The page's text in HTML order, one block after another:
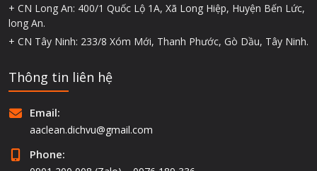
+ CN Long An: 400/1 Quốc Lộ 1A, Xã Long Hiệp, Huyện Bến Lức,
long An.
+ CN Tây Ninh: 233/8 Xóm Mới, Thanh Phước, Gò Dầu, Tây Ninh.
Thông tin liên hệ
Email:
aaclean.dichvu@gmail.com
Phone: